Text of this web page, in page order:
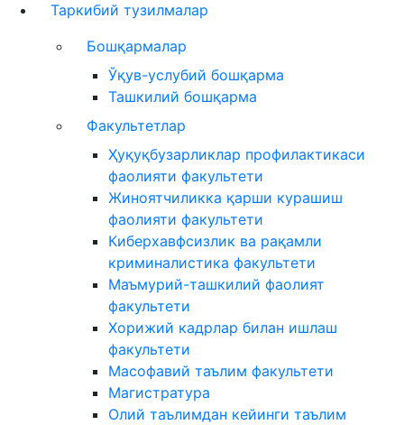
Таркибий тузилмалар
Бошқармалар
Ўқув-услубий бошқарма
Ташкилий бошқарма
Факультетлар
Ҳуқуқбузарликлар профилактикаси
фаолияти факультети
Жиноятчиликка қарши курашиш
фаолияти факультети
Киберхавфсизлик ва рақамли
криминалистика факультети
Маъмурий-ташкилий фаолият
факультети
Хорижий кадрлар билан ишлаш
факультети
Масофавий таълим факультети
Магистратура
Олий таълимдан кейинги таълим